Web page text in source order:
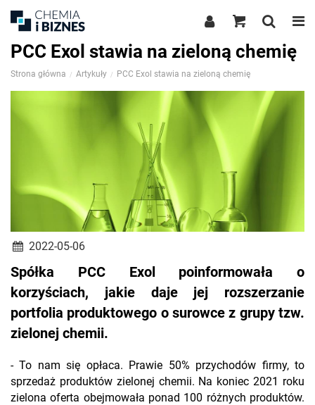
PCC Exol stawia na zieloną chemię
Strona główna Artykuły PCC Exol stawia na zieloną chemię
2022-05-06
Spółka PCC Exol poinformowała o
korzyściach, jakie daje jej rozszerzanie
portfolia produktowego o surowce z grupy tzw.
zielonej chemii.
- To nam się opłaca. Prawie 50% przychodów firmy, to
sprzedaż produktów zielonej chemii. Na koniec 2021 roku
zielona oferta obejmowała ponad 100 różnych produktów.